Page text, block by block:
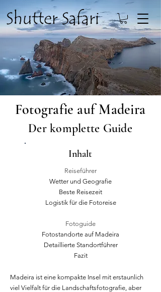
Fotografie auf Madeira
Der komplette Guide
Inhalt
Reiseführer
Wetter und Geografie
Beste Reisezeit
Logistik für die Fotoreise
Fotoguide
Fotostandorte auf Madeira
Detaillierte Standortführer
Fazit
Madeira ist eine kompakte Insel mit erstaunlich
viel Vielfalt für die Landschaftsfotografie, aber